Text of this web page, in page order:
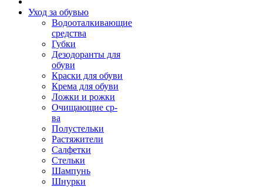
Уход за обувью
Водооталкивающие
средства
Губки
Дезодоранты для
обуви
Краски для обуви
Крема для обуви
Ложки и рожки
Очищающие ср-
ва
Полустельки
Растяжители
Салфетки
Стельки
Шампунь
Шнурки